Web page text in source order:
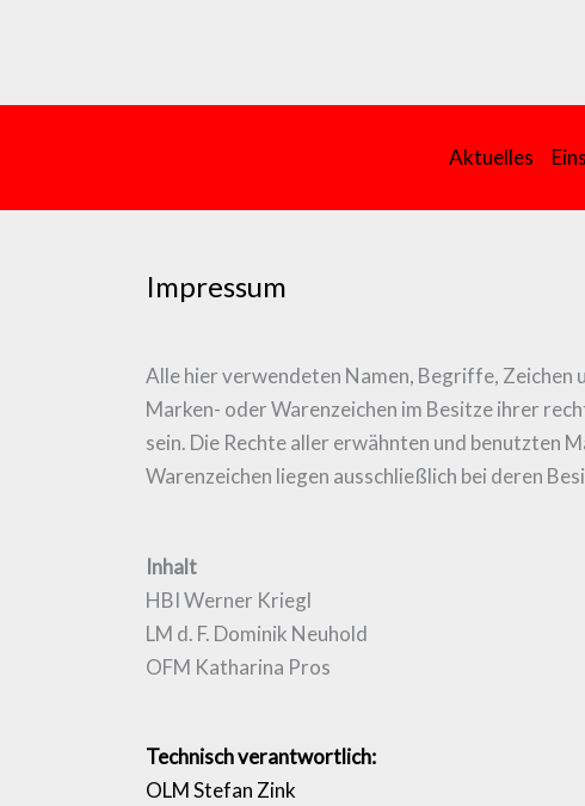
Aktuelles
Impressum
Alle hier verwendeten Namen, Begriffe, Zeichen
Marken- oder Warenzeichen im Besitze ihrer
sein. Die Rechte aller erwähnten und benutzten
Warenzeichen liegen ausschließlich bei deren
Inhalt
HBI Werner Kriegl
LM d. F. Dominik Neuhold
OFM Katharina Pros
Technisch verantwortlich:
OLM Stefan Zink